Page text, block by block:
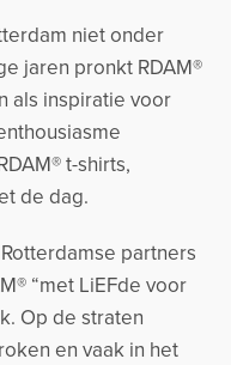
niet onder
jaren pronkt RDAM®
als inspiratie voor
t-shirts,
de dag.
partners
“met LiEFde voor
Op de straten
en vaak in het